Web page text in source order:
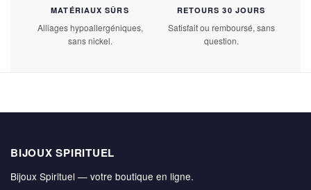
MATÉRIAUX SÛRS
Alliages hypoallergéniques,
sans nickel.
RETOURS 30 JOURS
Satisfait ou remboursé, sans
question.
BIJOUX SPIRITUEL
Bijoux Spirituel — votre boutique en ligne.